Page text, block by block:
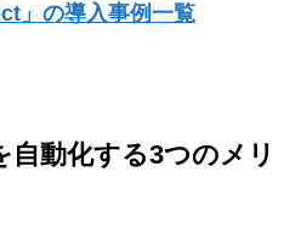
」の導入事例一覧
自動化する3つのメリ